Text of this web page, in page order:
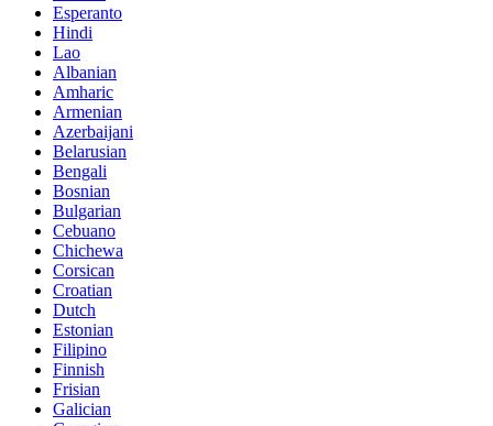
Esperanto
Hindi
Lao
Albanian
Amharic
Armenian
Azerbaijani
Belarusian
Bengali
Bosnian
Bulgarian
Cebuano
Chichewa
Corsican
Croatian
Dutch
Estonian
Filipino
Finnish
Frisian
Galician